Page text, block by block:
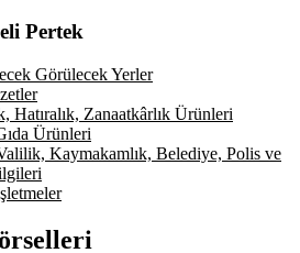
Pertek
Görülecek Yerler
Hatıralık, Zanaatkârlık Ürünleri
Ürünleri
Kaymakamlık, Belediye, Polis ve